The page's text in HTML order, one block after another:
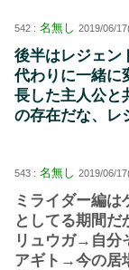
542 : 名無し 2019/06/
後半はレジェン
代わりに一緒に
長した主人公と
の存在だな、レ
543 : 名無し 2019/06/
ミライダー編は
としてる期間だ
リュウガ→自分
アギト→今の居